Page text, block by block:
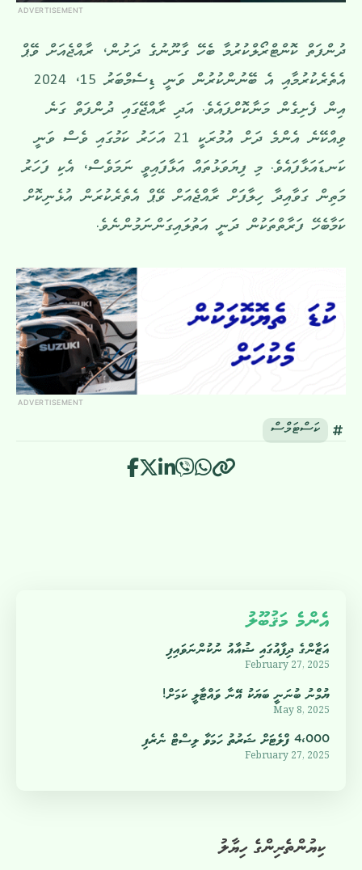
ADVERTISEMENT
ދުންފަތް ކޮންޓްރޯލްކުރުމާ ބެހޭ ގާނޫނުގެ ދަށުން، ރާއްޖެއަށް ވޭޕް
އެތެރެކުރުމާއި އެ ބޭނުންކުރުން ވަނީ ޑިސެމްބަރު 15، 2024
އިން ފެށިގެން މަނާކޮށްފައެވެ. އަދި ރާއްޖޭގައި ދުންފަތް ގަނެ
ވިއްކޭނެ އެންމެ ދަށް އުމުރަކީ 21 އަހަރު ކަމުގައި ވެސް ވަނީ
ކަނޑައަޅާފައެވެ. މި ފިޔަވަޅުތައް އަޅާފައިވީ ނަމަވެސް، އެކި ފަހަރު
މަތިން ގަވާއިދާ ހިލާފަށް ރާއްޖެއަށް ވޭޕް އެތެރެކުރަން އުޅެނިކޮށް
ކަމާބެހޭ ފަރާތްތަކުން ދަނީ އަތުލައިގަންނަމުންނެވެ.
ADVERTISEMENT
ކަސްޓަމްސް
ކިޔުންތެރިންގެ ހިޔާލު
އެންމެ މަޤުބޫލު
އަޒާންގެ ދިފާއުގައި ޝުއާއު ނުކުންނަވައިފި
February 27, 2025
ޔުމްނު ބުނަނީ ބަޔަކު އޭނާ ވައްޓާލީ ކަމަށް!
May 8, 2025
4،000 ފްލެޓަށް ޝަރުތު ހަމަވާ ލިސްޓް ނެރެފި
February 27, 2025